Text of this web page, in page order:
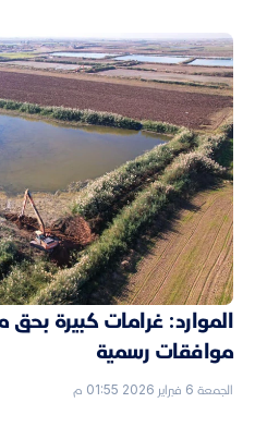
الموارد: غرامات كبيرة بحق
موافقات رسمية
الجمعة 6 فبراير 2026 01:55 م